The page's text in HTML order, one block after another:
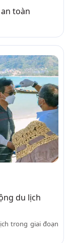
toàn
du lịch
trong giai đoạn